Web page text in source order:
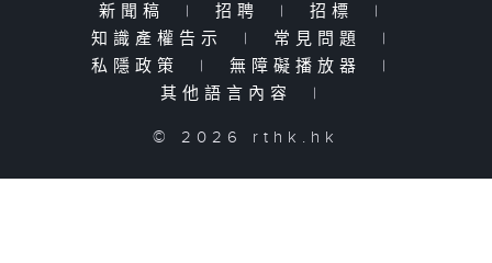
新聞稿 | 招聘 | 招標
|
知識產權告示
| 常見問題
|
私隱政策
| 無障礙播放器
|
其他語言內容
|
© 2026 rthk.hk